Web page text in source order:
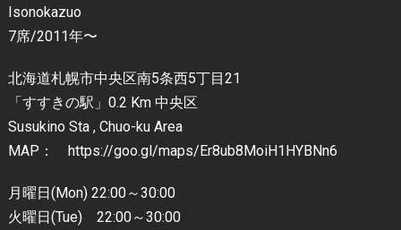
Isonokazuo
7席/2011年〜
北海道札幌市中央区南5条西5丁目21
「すすきの駅」0.2 Km 中央区
Susukino Sta , Chuo-ku Area
MAP： https://goo.gl/maps/Er8ub8MoiH1HYBNn6
月曜日(Mon) 22:00～30:00
火曜日(Tue) 22:00～30:00